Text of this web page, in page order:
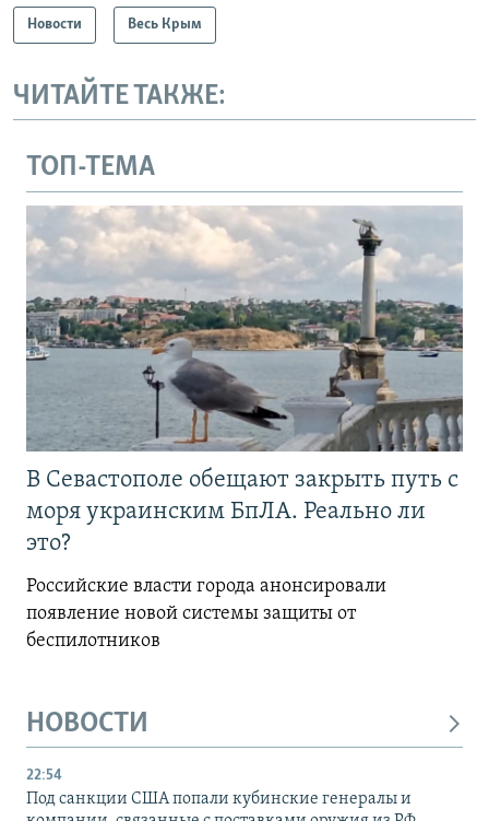
Новости Весь Крым
ЧИТАЙТЕ ТАКЖЕ:
ТОП-ТЕМА
В Севастополе обещают закрыть путь с
моря украинским БпЛА. Реально ли
это?
Российские власти города анонсировали
появление новой системы защиты от
беспилотников
НОВОСТИ
22:54
Под санкции США попали кубинские генералы и